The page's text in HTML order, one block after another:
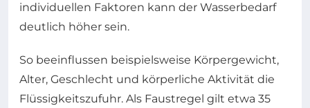
individuellen Faktoren kann der Wasserbedarf
deutlich höher sein.
So beeinflussen beispielsweise Körpergewicht,
Alter, Geschlecht und körperliche Aktivität die
Flüssigkeitszufuhr. Als Faustregel gilt etwa 35